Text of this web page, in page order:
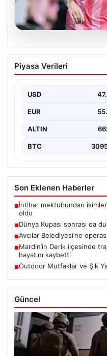
Dünya Kupası
Messi yapacağını
Piyasa Verileri
USD
EUR
ALTIN
BTC
Son Eklenen Haberler
■İntihar mektubundan
oldu
■Dünya Kupası sonrası da
■Avcılar Belediyesi’ne
■Mardin’in Derik ilçesinde
hayatını kaybetti
■Outdoor Mutfaklar ve Şık
Güncel